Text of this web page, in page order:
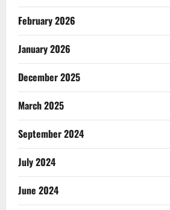
February 2026
January 2026
December 2025
March 2025
September 2024
July 2024
June 2024